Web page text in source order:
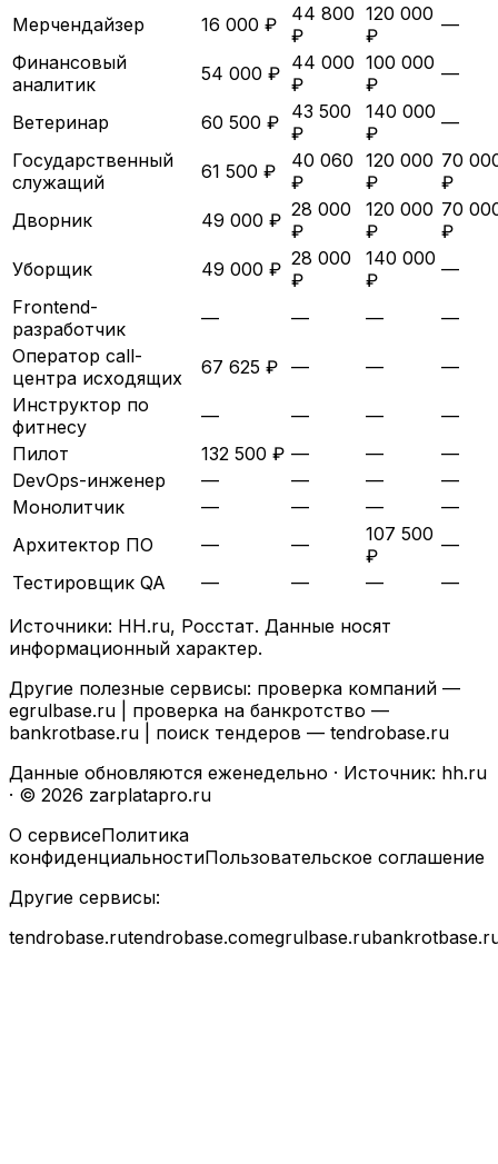
Мерчендайзер
16 000 ₽
44 800
₽
120 000
₽
—
Финансовый
аналитик
54 000 ₽ 44 000
₽
100 000
₽
—
Ветеринар 60 500 ₽ 43 500
₽
140 000
₽
—
Государственный
служащий
61 500 ₽
40 060
₽
120 000
₽
70
₽
Дворник
49 000 ₽ 28 000
₽
120 000
₽
70
₽
Уборщик
49 000 ₽ 28 000
₽
140 000
₽
—
Frontend-
разработчик
— — —
—
Оператор call-
центра исходящих
67 625 ₽ — —
—
Инструктор по
фитнесу
— — —
—
Пилот
132 500 ₽ — —
—
DevOps-инженер
— — —
—
Монолитчик
— — —
—
Архитектор ПО
— —
107 500
₽
—
Тестировщик QA
— — —
—
Источники: HH.ru, Росстат. Данные носят
информационный характер.
Другие полезные сервисы: проверка компаний —
egrulbase.ru | проверка на банкротство —
bankrotbase.ru | поиск тендеров — tendrobase.ru
Данные обновляются еженедельно · Источник: hh.ru
· © 2026 zarplatapro.ru
О сервисеПолитика
конфиденциальностиПользовательское соглашение
Другие сервисы:
tendrobase.rutendrobase.comegrulbase.ru